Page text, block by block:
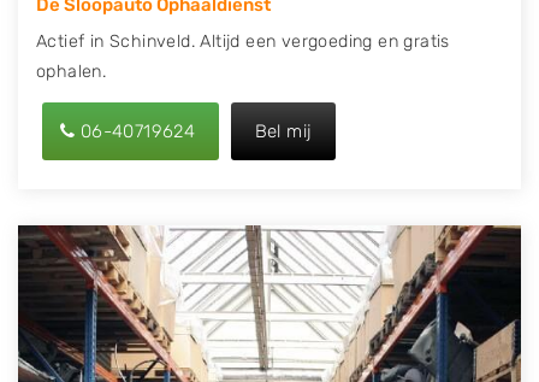
De Sloopauto Ophaaldienst
Actief in Schinveld. Altijd een vergoeding en gratis
ophalen.
06-40719624 Bel mij